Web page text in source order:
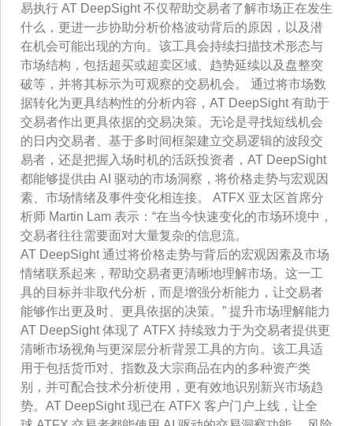
易执行 AT DeepSight 不仅帮助交易者了解市场正在发生
什么，更进一步协助分析价格波动背后的原因，以及潜
在机会可能出现的方向。该工具会持续扫描技术形态与
市场结构，包括超买或超卖区域、趋势延续以及盘整突
破等，并将其标示为可观察的交易机会。 通过将市场数
据转化为更具结构性的分析内容，AT DeepSight 有助于
交易者作出更具依据的交易决策。无论是寻找短线机会
的日内交易者、基于多时间框架建立交易逻辑的波段交
易者，还是把握入场时机的活跃投资者，AT DeepSight
都能够提供由 AI 驱动的市场洞察，将价格走势与宏观因
素、市场情绪及事件变化相连接。 ATFX 亚太区首席分
析师 Martin Lam 表示：“在当今快速变化的市场环境中，
交易者往往需要面对大量复杂的信息流。
AT DeepSight 通过将价格走势与背后的宏观因素及市场
情绪联系起来，帮助交易者更清晰地理解市场。这一工
具的目标并非取代分析，而是增强分析能力，让交易者
能够作出更及时、更具依据的决策。” 提升市场理解能力
AT DeepSight 体现了 ATFX 持续致力于为交易者提供更
清晰市场视角与更深层分析背景工具的方向。该工具适
用于包括货币对、指数及大宗商品在内的多种资产类
别，并可配合技术分析使用，更有效地识别新兴市场趋
势。AT DeepSight 现已在 ATFX 客户门户上线，让全